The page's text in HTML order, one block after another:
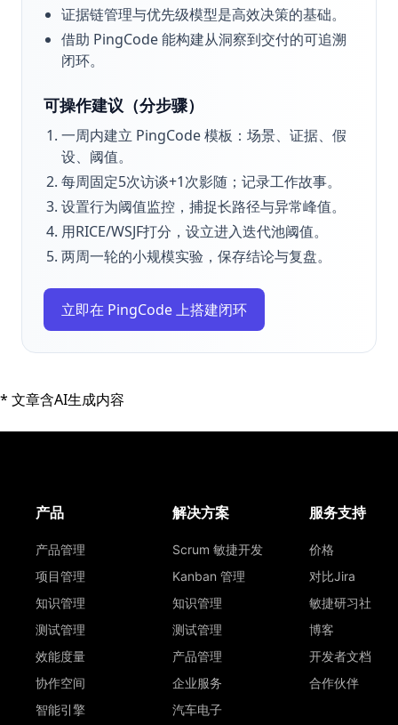
证据链管理与优先级模型是高效决策的基础。
借助 PingCode 能构建从洞察到交付的可追溯
闭环。
可操作建议（分步骤）
一周内建立 PingCode 模板：场景、证据、假
设、阈值。
每周固定5次访谈+1次影随；记录工作故事。
设置行为阈值监控，捕捉长路径与异常峰值。
用RICE/WSJF打分，设立进入迭代池阈值。
两周一轮的小规模实验，保存结论与复盘。
立即在 PingCode 上搭建闭环
* 文章含AI生成内容
产品
产品管理
项目管理
知识管理
测试管理
效能度量
协作空间
智能引擎
解决方案
Scrum 敏捷开发
Kanban 管理
知识管理
测试管理
产品管理
企业服务
汽车电子
服务支持
价格
对比Jira
敏捷研习社
博客
开发者文档
合作伙伴